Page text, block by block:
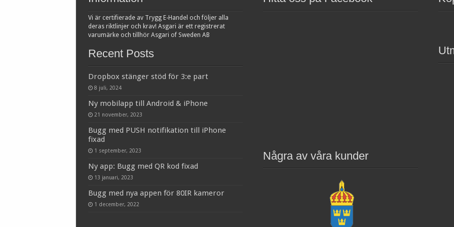
Vi är certifierade av Trygg E-Handel och följer alla
deras riktlinjer och krav! Asgari är ett registrerat
varumärke och tillhör Asgari of Sweden AB
Recent Posts
Dropbox stänger stöd för 3:e part
8 juli, 2024
Ny mobilapp till Android & iPhone
21 november, 2023
Bugg med PUSH notifikation till iPhone
fixad
1 september, 2023
Ny app: Bugg med QR kod fixad
13 januari, 2023
Bugg med nya appen för 80IR kameror
1 december, 2022
Några av våra kunder